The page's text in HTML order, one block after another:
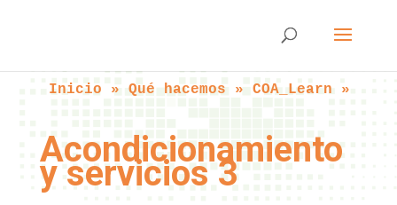
Inicio » Qué hacemos » COA_Learn »
Acondicionamiento
y servicios 3